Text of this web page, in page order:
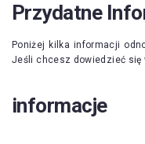
Przydatne
Poniżej kilka informacji
Jeśli chcesz dowiedzieć się
informacje